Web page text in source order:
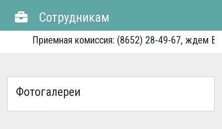
Сотрудникам
Приемная комиссия: (8652) 28-49-67, ждем Вас!
Фотогалереи